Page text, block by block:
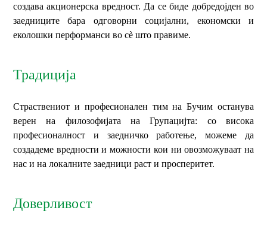
создава акционерска вредност. Да се биде добредојден во
заедниците бара одговорни социјални, економски и
еколошки перформанси во сè што правиме.
Традиција
Страствениот и професионален тим на Бучим останува
верен на филозофијата на Групацијта: со висока
професионалност и заедничко работење, можеме да
создадеме вредности и можности кои ни овозможуваат на
нас и на локалните заедници раст и просперитет.
Доверливост